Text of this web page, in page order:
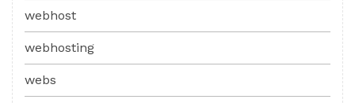
webhost
webhosting
webs